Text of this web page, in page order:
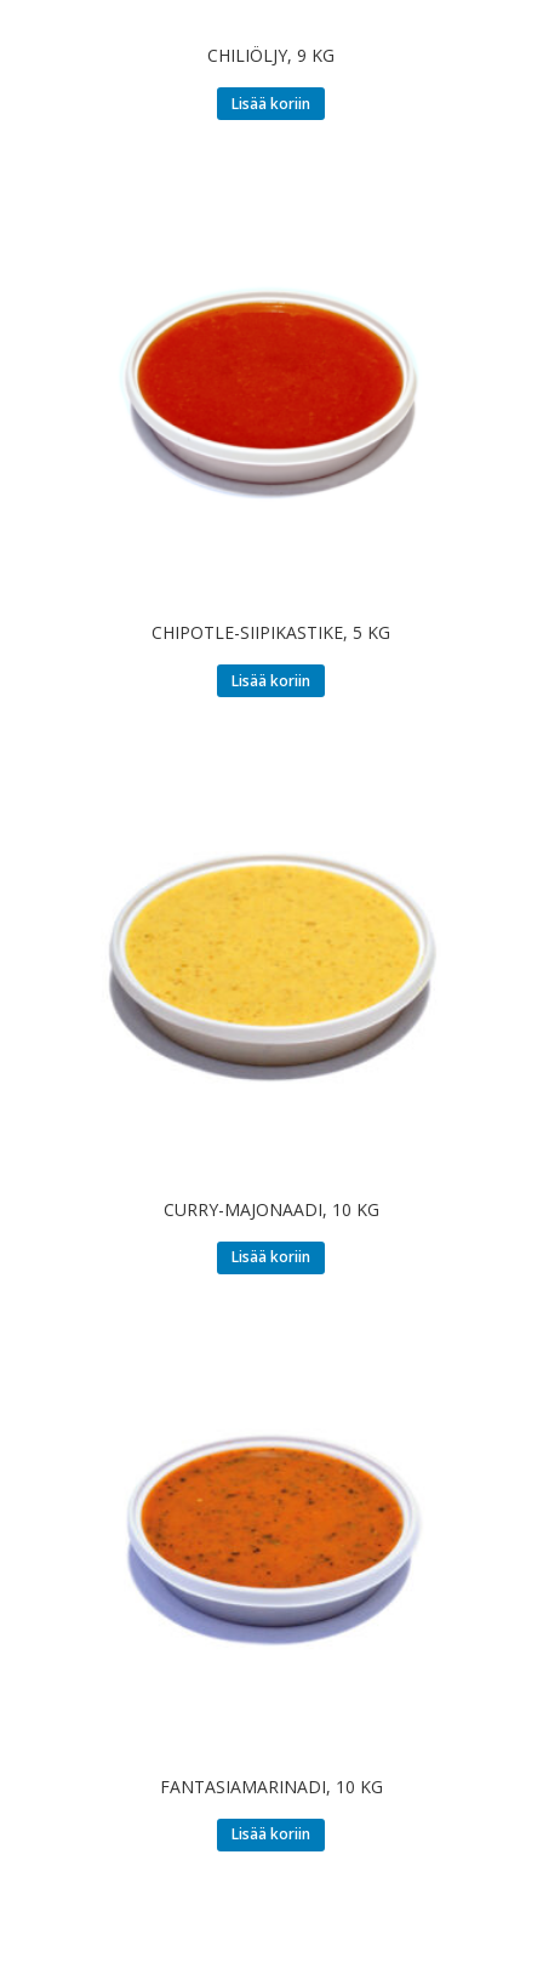
CHILIÖLJY, 9 KG
Lisää koriin
CHIPOTLE-SIIPIKASTIKE, 5 KG
Lisää koriin
CURRY-MAJONAADI, 10 KG
Lisää koriin
FANTASIAMARINADI, 10 KG
Lisää koriin